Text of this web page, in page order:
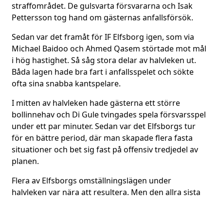
straffområdet. De gulsvarta försvararna och Isak
Pettersson tog hand om gästernas anfallsförsök.
Sedan var det framåt för IF Elfsborg igen, som via
Michael Baidoo och Ahmed Qasem störtade mot mål
i hög hastighet. Så såg stora delar av halvleken ut.
Båda lagen hade bra fart i anfallsspelet och sökte
ofta sina snabba kantspelare.
I mitten av halvleken hade gästerna ett större
bollinnehav och Di Gule tvingades spela försvarsspel
under ett par minuter. Sedan var det Elfsborgs tur
för en bättre period, där man skapade flera fasta
situationer och bet sig fast på offensiv tredjedel av
planen.
Flera av Elfsborgs omställningslägen under
halvleken var nära att resultera. Men den allra sista